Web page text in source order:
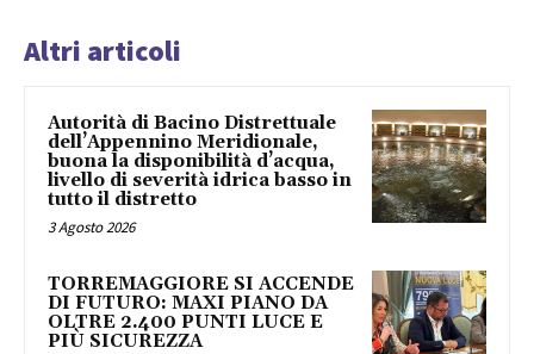
Altri articoli
Autorità di Bacino Distrettuale
dell’Appennino Meridionale,
buona la disponibilità d’acqua,
livello di severità idrica basso in
tutto il distretto
3 Agosto 2026
TORREMAGGIORE SI ACCENDE
DI FUTURO: MAXI PIANO DA
OLTRE 2.400 PUNTI LUCE E
PIÙ SICUREZZA